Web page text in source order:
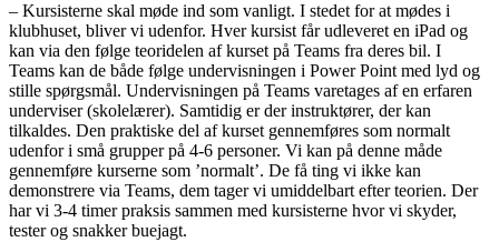
– Kursisterne skal møde ind som vanligt. I stedet for at mødes i
klubhuset, bliver vi udenfor. Hver kursist får udleveret en iPad og
kan via den følge teoridelen af kurset på Teams fra deres bil. I
Teams kan de både følge undervisningen i Power Point med lyd og
stille spørgsmål. Undervisningen på Teams varetages af en erfaren
underviser (skolelærer). Samtidig er der instruktører, der kan
tilkaldes. Den praktiske del af kurset gennemføres som normalt
udenfor i små grupper på 4-6 personer. Vi kan på denne måde
gennemføre kurserne som ’normalt’. De få ting vi ikke kan
demonstrere via Teams, dem tager vi umiddelbart efter teorien. Der
har vi 3-4 timer praksis sammen med kursisterne hvor vi skyder,
tester og snakker buejagt.